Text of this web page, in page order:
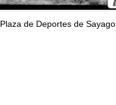
Plaza de Deportes de Sayago.